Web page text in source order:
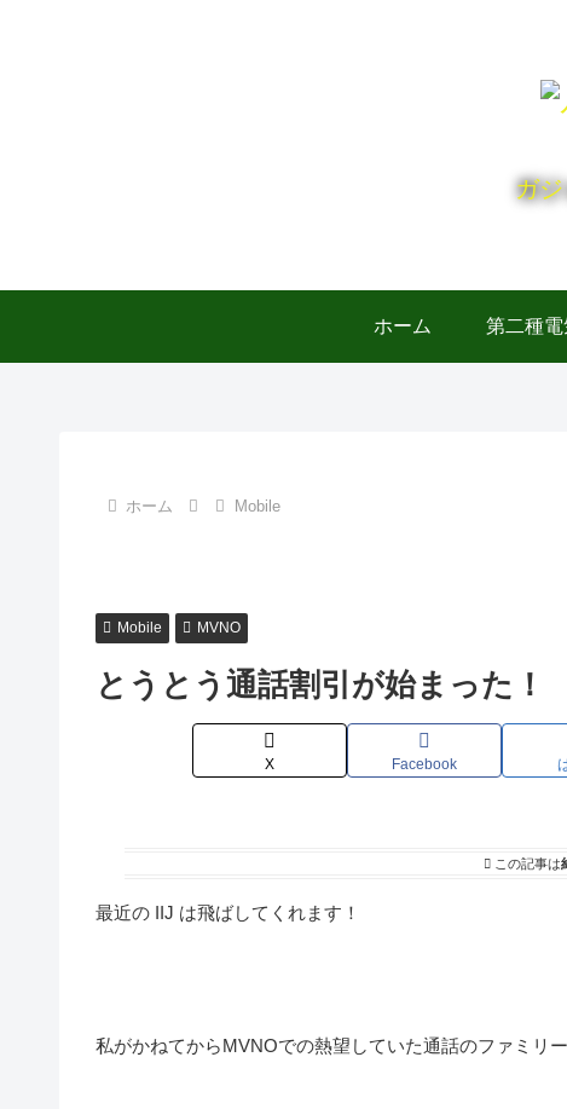
ガ
ホーム 第二種
ホーム Mobile
Mobile MVNO
とうとう通話割引が始まった
X Facebook
この記事は
最近の IIJ は飛ばしてくれます！
私がかねてからMVNOでの熱望していた通話のファミリー